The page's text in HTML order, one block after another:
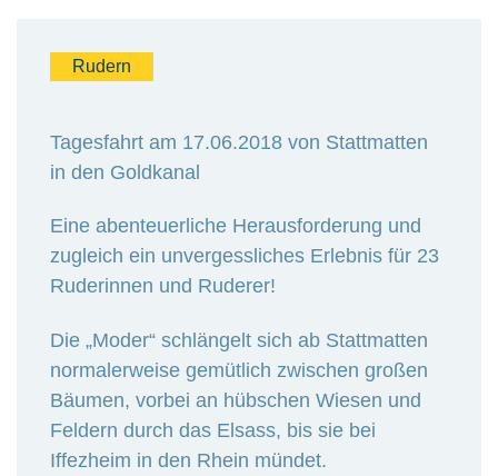
Rudern
Tagesfahrt am 17.06.2018 von Stattmatten
in den Goldkanal
Eine abenteuerliche Herausforderung und
zugleich ein unvergessliches Erlebnis für 23
Ruderinnen und Ruderer!
Die „Moder“ schlängelt sich ab Stattmatten
normalerweise gemütlich zwischen großen
Bäumen, vorbei an hübschen Wiesen und
Feldern durch das Elsass, bis sie bei
Iffezheim in den Rhein mündet.